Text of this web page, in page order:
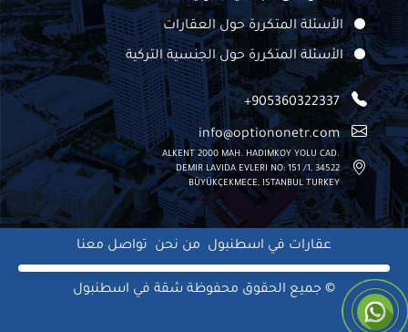
الأسئلة المتكررة حول العقارات
الأسئلة المتكررة حول الجنسية التركية
+905360322337
info@optiononetr.com
ALKENT 2000 MAH. HADIMKOY YOLU CAD.
DEMIR LAVIDA EVLERI NO: 151 /1, 34522
BÜYÜKÇEKMECE, ISTANBUL TURKEY
عقارات في اسطنبول من نحن تواصل معنا
© جميع الحقوق محفوظة شقة في اسطنبول